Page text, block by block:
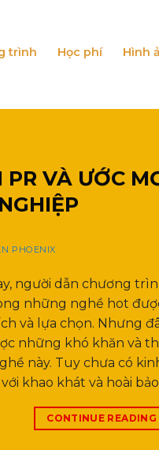
trình Học phí Hình
VÀ ƯỚC
PHOENIX
người dẫn chương
những nghề hot
và lựa chọn. Nhưng
những khó khăn và
này. Tuy chưa có
khao khát và hoài
CONTINUE READING